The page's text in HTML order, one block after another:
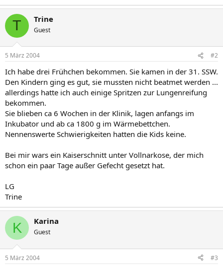
T Trine
Guest
5 März 2004 #2
Ich habe drei Frühchen bekommen. Sie kamen in der 31. SSW.
Den Kindern ging es gut, sie mussten nicht beatmet werden ...
allerdings hatte ich auch einige Spritzen zur Lungenreifung
bekommen.
Sie blieben ca 6 Wochen in der Klinik, lagen anfangs im
Inkubator und ab ca 1800 g im Wärmebettchen.
Nennenswerte Schwierigkeiten hatten die Kids keine.
Bei mir wars ein Kaiserschnitt unter Vollnarkose, der mich
schon ein paar Tage außer Gefecht gesetzt hat.
LG
Trine
K Karina
Guest
5 März 2004 #3